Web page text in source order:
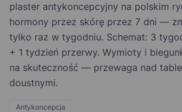
plaster antykoncepcyjny na polskim
hormony przez skórę przez 7 dni —
tylko raz w tygodniu. Schemat: 3
+ 1 tydzień przerwy. Wymioty i
na skuteczność — przewaga nad
doustnymi.
Antykoncepcja